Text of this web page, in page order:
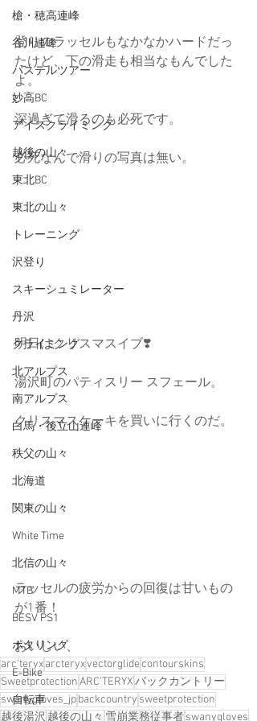
槍・穂高連峰
谷川連峰
パステルツアー
妙高BC
アイスクライミング
越後の山々
東北BC
東北の山々
トレーニング
沢登り
スキーシュミレーター
丹沢
クライミング
北アルプス
南アルプス
白馬・後立山連峰
秩父の山々
北海道
関東の山々
White Time
北信の山々
MTB
BESV PS1
ポタリング
E-Bike
自転車
登りのラッセルもなかなかハードだっ
たけど、下の滑走も相当なもんでした
よ。
深過ぎて滑るのも必死です。
必死なんで滑りの写真は無い。
明日はクリスマスイブ❣️
湯沢町のパティスリー スフェール。
クリスマスケーキを買いに行くのだ。
ラッセルの疲労からの回復は甘いもの
が1番！
おいしい、
arc'teryxarcteryxvectorglidecontourskins
SweetprotectionARC’TERYXバックカントリー
swanygloves_jpbackcountry sweetprotection
越後湯沢 越後の山々 雪崩業務従事者swanygloves